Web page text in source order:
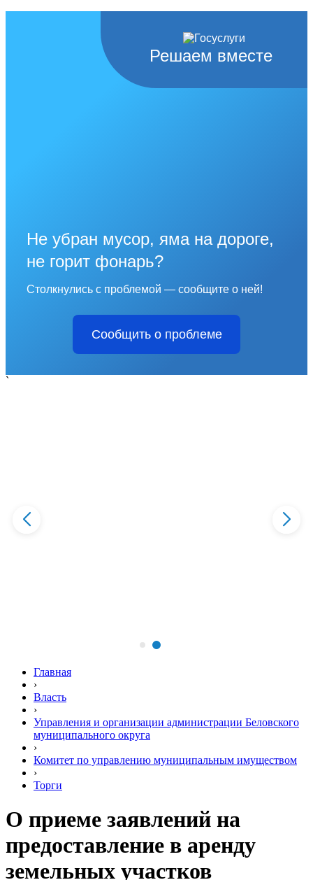
Решаем вместе
Не убран мусор, яма на дороге,
не горит фонарь?
Столкнулись с проблемой — сообщите о ней!
Сообщить о проблеме
`
Главная
›
Власть
›
Управления и организации администрации Беловского
муниципального округа
›
Комитет по управлению муниципальным имуществом
›
Торги
О приеме заявлений на
предоставление в аренду
земельных участков